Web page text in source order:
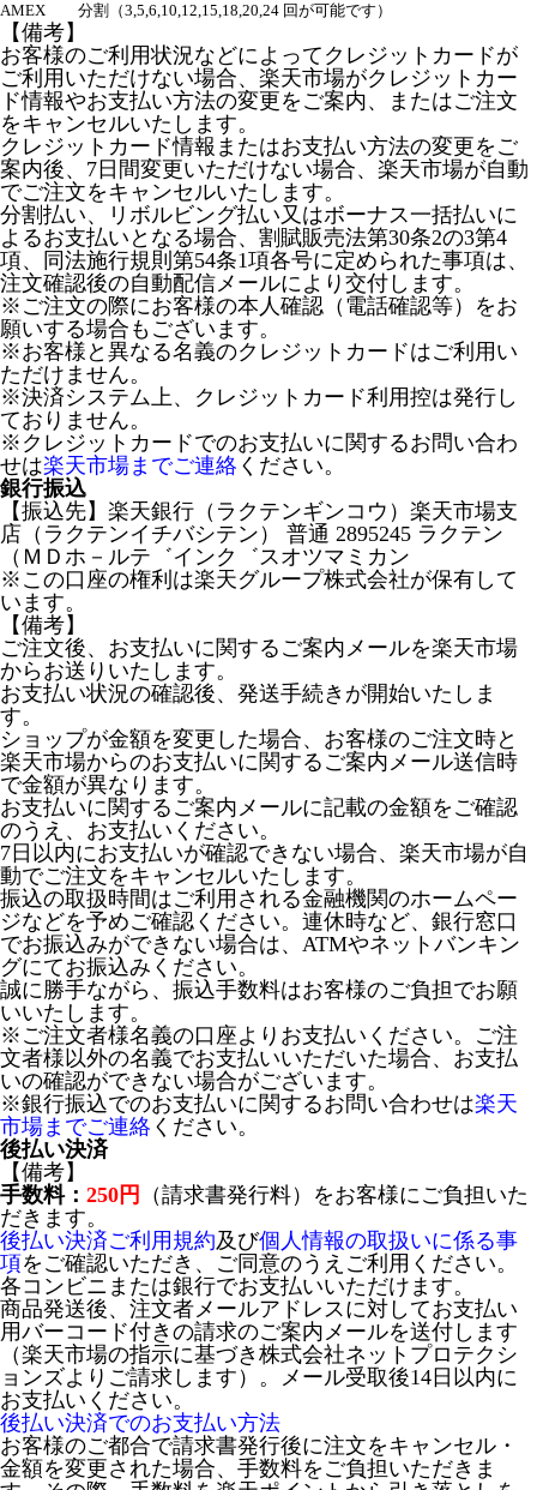
AMEX
分割（3,5,6,10,12,15,18,20,24 回が可能です）
【備考】
お客様のご利用状況などによってクレジットカードが
ご利用いただけない場合、楽天市場がクレジットカー
ド情報やお支払い方法の変更をご案内、またはご注文
をキャンセルいたします。
クレジットカード情報またはお支払い方法の変更をご
案内後、7日間変更いただけない場合、楽天市場が自動
でご注文をキャンセルいたします。
分割払い、リボルビング払い又はボーナス一括払いに
よるお支払いとなる場合、割賦販売法第30条2の3第4
項、同法施行規則第54条1項各号に定められた事項は、
注文確認後の自動配信メールにより交付します。
※ご注文の際にお客様の本人確認（電話確認等）をお
願いする場合もございます。
※お客様と異なる名義のクレジットカードはご利用い
ただけません。
※決済システム上、クレジットカード利用控は発行し
ておりません。
※クレジットカードでのお支払いに関するお問い合わ
せは楽天市場までご連絡 ください。
銀行振込
【振込先】楽天銀行（ラクテンギンコウ）楽天市場支
店（ラクテンイチバシテン） 普通 2895245 ラクテン
（ＭＤホ－ルテ゛インク゛スオツマミカン
※この口座の権利は楽天グループ株式会社が保有して
います。
【備考】
ご注文後、お支払いに関するご案内メールを楽天市場
からお送りいたします。
お支払い状況の確認後、発送手続きが開始いたしま
す。
ショップが金額を変更した場合、お客様のご注文時と
楽天市場からのお支払いに関するご案内メール送信時
で金額が異なります。
お支払いに関するご案内メールに記載の金額をご確認
のうえ、お支払いください。
7日以内にお支払いが確認できない場合、楽天市場が自
動でご注文をキャンセルいたします。
振込の取扱時間はご利用される金融機関のホームペー
ジなどを予めご確認ください。連休時など、銀行窓口
でお振込みができない場合は、ATMやネットバンキン
グにてお振込みください。
誠に勝手ながら、振込手数料はお客様のご負担でお願
いいたします。
※ご注文者様名義の口座よりお支払いください。ご注
文者様以外の名義でお支払いいただいた場合、お支払
いの確認ができない場合がございます。
※銀行振込でのお支払いに関するお問い合わせは楽天
市場までご連絡 ください。
後払い決済
【備考】
手数料： 250円
（請求書発行料）をお客様にご負担いた
だきます。
後払い決済ご利用規約及び個人情報の取扱いに係る事
項をご確認いただき、ご同意のうえご利用ください。
各コンビニまたは銀行でお支払いいただけます。
商品発送後、注文者メールアドレスに対してお支払い
用バーコード付きの請求のご案内メールを送付します
（楽天市場の指示に基づき株式会社ネットプロテクシ
ョンズよりご請求します）。メール受取後14日以内に
お支払いください。
後払い決済でのお支払い方法
お客様のご都合で請求書発行後に注文をキャンセル・
金額を変更された場合、手数料をご負担いただきま